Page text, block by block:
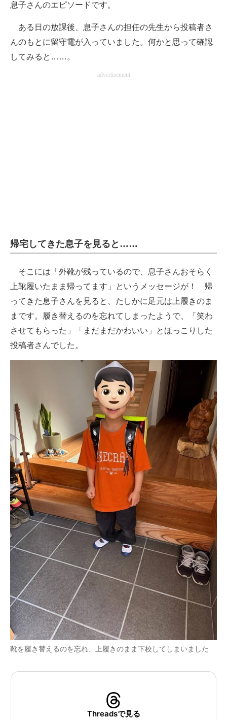
息子さんのエピソードです。
ある日の放課後、息子さんの担任の先生から投稿者さ
んのもとに留守電が入っていました。何かと思って確認
してみると……。
advertisement
帰宅してきた息子を見ると……
そこには「外靴が残っているので、息子さんおそらく
上靴履いたまま帰ってます」というメッセージが！ 帰
ってきた息子さんを見ると、たしかに足元は上履きのま
まです。履き替えるのを忘れてしまったようで、「笑わ
させてもらった」「まだまだかわいい」とほっこりした
投稿者さんでした。
靴を履き替えるのを忘れ、上履きのまま下校してしまいました
Threadsで見る